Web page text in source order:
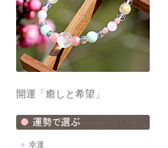
開運「癒しと希望」
幸運